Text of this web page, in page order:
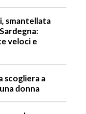
smantellata
veloci e
scogliera a
donna